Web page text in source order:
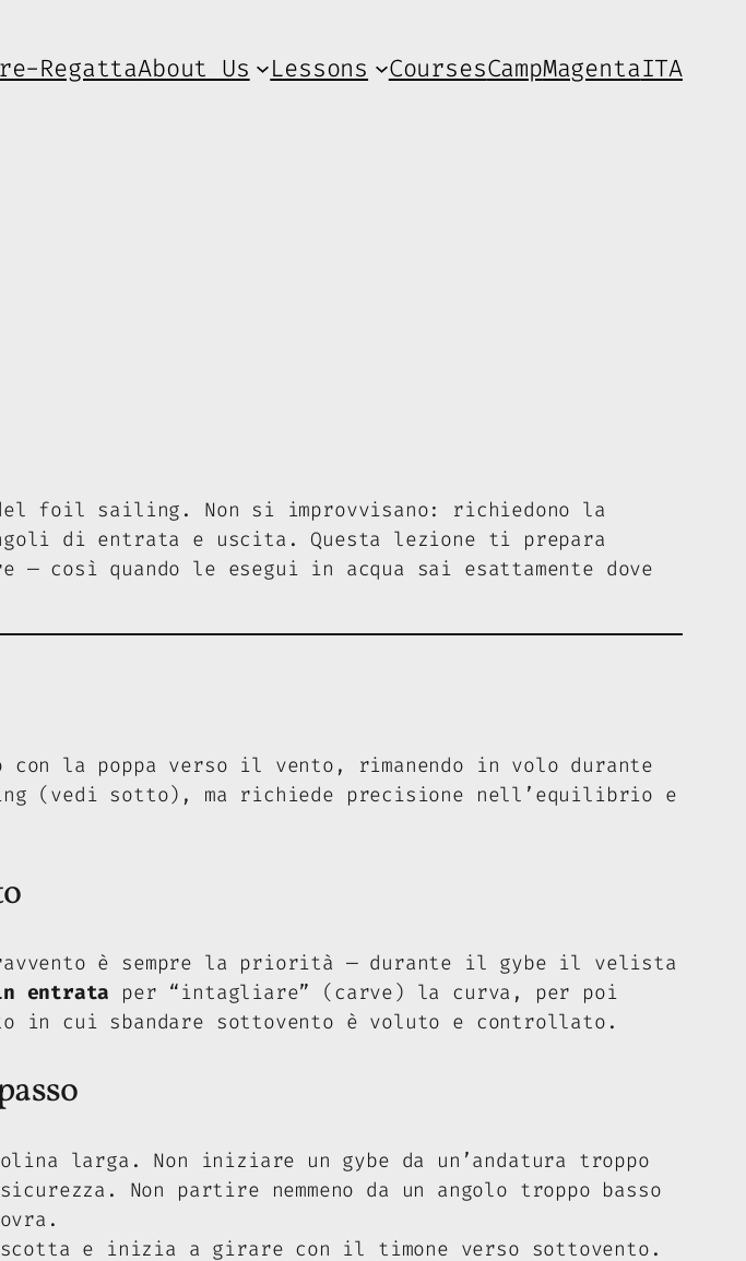
RegattaAbout Us Lessons CoursesCampMagentaITA
foil sailing. Non si improvvisano: richiedono la
di entrata e uscita. Questa lezione ti prepara
— così quando le esegui in acqua sai esattamente dove
la poppa verso il vento, rimanendo in volo durante
(vedi sotto), ma richiede precisione nell’equilibrio e
è sempre la priorità — durante il gybe il velista
entrata per “intagliare” (carve) la curva, per poi
in cui sbandare sottovento è voluto e controllato.
larga. Non iniziare un gybe da un’andatura troppo
Non partire nemmeno da un angolo troppo basso
e inizia a girare con il timone verso sottovento.